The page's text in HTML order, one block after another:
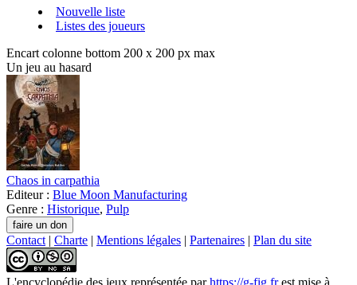
Nouvelle liste
Listes des joueurs
Encart colonne bottom 200 x 200 px max
Un jeu au hasard
Chaos in carpathia
Editeur : Blue Moon Manufacturing
Genre : Historique, Pulp
Contact | Charte | Mentions légales | Partenaires | Plan du site